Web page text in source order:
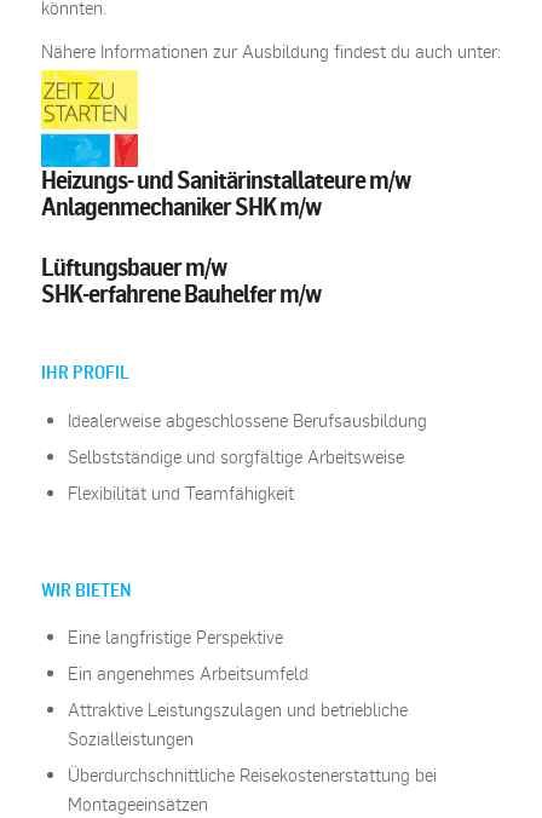
könnten.
Nähere Informationen zur Ausbildung findest du auch unter:
Heizungs- und Sanitärinstallateure m/w
Anlagenmechaniker SHK m/w
Lüftungsbauer m/w
SHK-erfahrene Bauhelfer m/w
IHR PROFIL
Idealerweise abgeschlossene Berufsausbildung
Selbstständige und sorgfältige Arbeitsweise
Flexibilität und Teamfähigkeit
WIR BIETEN
Eine langfristige Perspektive
Ein angenehmes Arbeitsumfeld
Attraktive Leistungszulagen und betriebliche
Sozialleistungen
Überdurchschnittliche Reisekostenerstattung bei
Montageeinsätzen